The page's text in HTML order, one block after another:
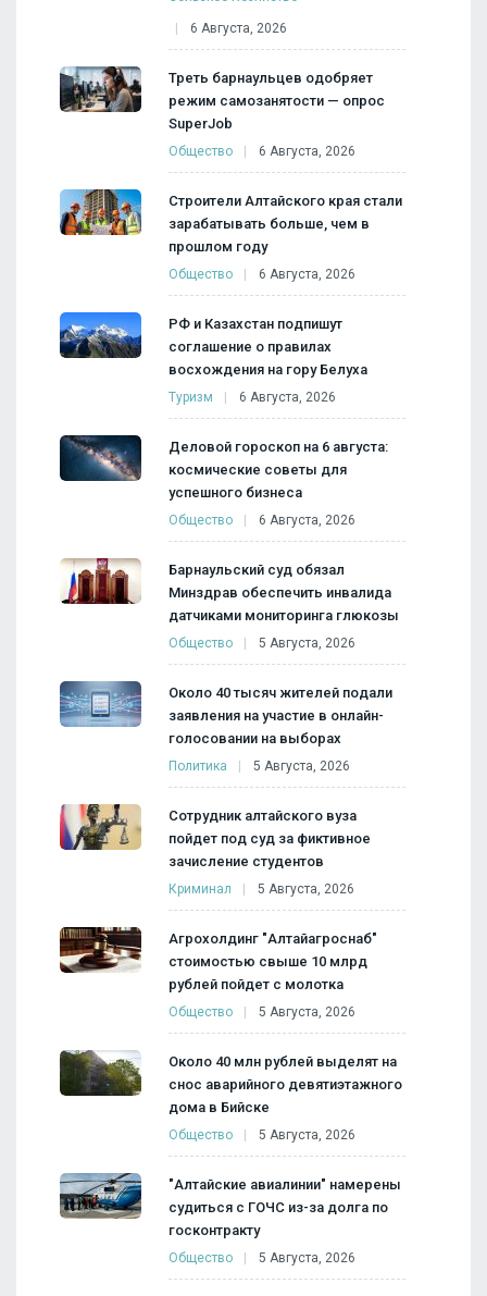
6 Августа, 2026
Треть барнаульцев одобряет
режим самозанятости — опрос
SuperJob
Общество 6 Августа, 2026
Строители Алтайского края стали
зарабатывать больше, чем в
прошлом году
Общество 6 Августа, 2026
РФ и Казахстан подпишут
соглашение о правилах
восхождения на гору Белуха
Туризм 6 Августа, 2026
Деловой гороскоп на 6 августа:
космические советы для
успешного бизнеса
Общество 6 Августа, 2026
Барнаульский суд обязал
Минздрав обеспечить инвалида
датчиками мониторинга глюкозы
Общество 5 Августа, 2026
Около 40 тысяч жителей подали
заявления на участие в онлайн-
голосовании на выборах
Политика 5 Августа, 2026
Сотрудник алтайского вуза
пойдет под суд за фиктивное
зачисление студентов
Криминал 5 Августа, 2026
Агрохолдинг "Алтайагроснаб"
стоимостью свыше 10 млрд
рублей пойдет с молотка
Общество 5 Августа, 2026
Около 40 млн рублей выделят на
снос аварийного девятиэтажного
дома в Бийске
Общество 5 Августа, 2026
"Алтайские авиалинии" намерены
судиться с ГОЧС из-за долга по
госконтракту
Общество 5 Августа, 2026